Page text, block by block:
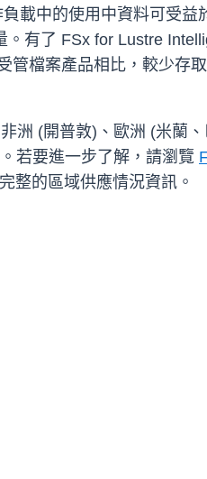
載中的使用中資料可受益
有了 FSx for Lustre
管檔案產品相比，較少存
洲 (開普敦)、歐洲 (米蘭、
若要進一步了解，請瀏覽
整的區域供應情況資訊。